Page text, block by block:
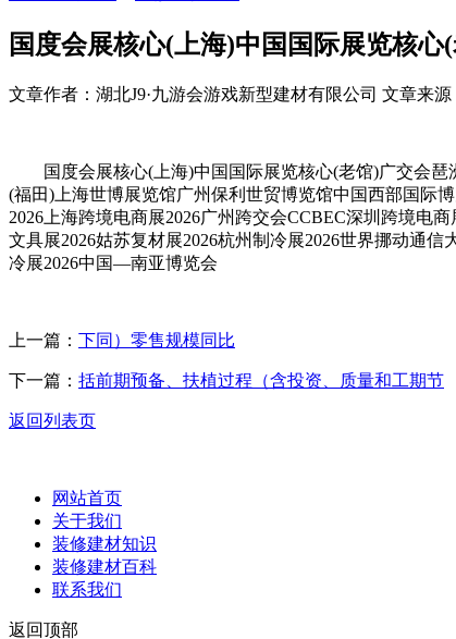
国度会展核心(上海)中国国际展览核心
文章作者：湖北J9·九游会游戏新型建材有限公司 文章来源
国度会展核心(上海)中国国际展览核心(老馆)广交会琶
(福田)上海世博展览馆广州保利世贸博览馆中国西部国际
2026上海跨境电商展2026广州跨交会CCBEC深圳跨境电
文具展2026姑苏复材展2026杭州制冷展2026世界挪动通
冷展2026中国—南亚博览会
上一篇： 下同）零售规模同比
下一篇： 括前期预备、扶植过程（含投资、质量和工期节
返回列表页
网站首页
关于我们
装修建材知识
装修建材百科
联系我们
返回顶部